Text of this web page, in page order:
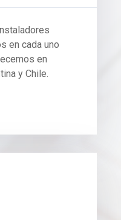
en cada uno
en
y Chile.